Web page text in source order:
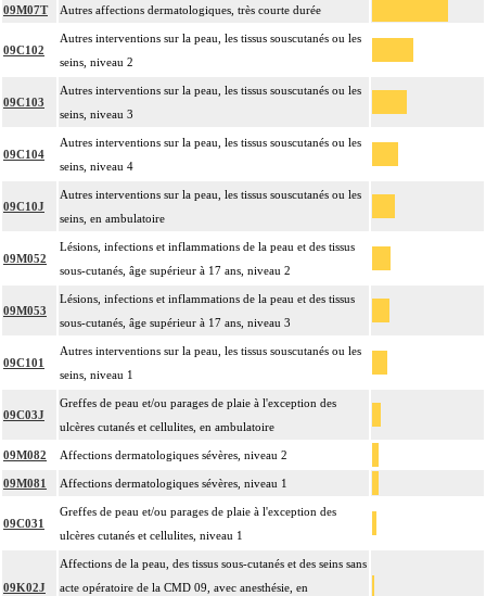
09M07T Autres affections dermatologiques, très courte durée
09C102
Autres interventions sur la peau, les tissus souscutanés ou les
seins, niveau 2
09C103
Autres interventions sur la peau, les tissus souscutanés ou les
seins, niveau 3
09C104
Autres interventions sur la peau, les tissus souscutanés ou les
seins, niveau 4
09C10J
Autres interventions sur la peau, les tissus souscutanés ou les
seins, en ambulatoire
09M052
Lésions, infections et inflammations de la peau et des tissus
sous-cutanés, âge supérieur à 17 ans, niveau 2
09M053
Lésions, infections et inflammations de la peau et des tissus
sous-cutanés, âge supérieur à 17 ans, niveau 3
09C101
Autres interventions sur la peau, les tissus souscutanés ou les
seins, niveau 1
09C03J
Greffes de peau et/ou parages de plaie à l'exception des
ulcères cutanés et cellulites, en ambulatoire
09M082 Affections dermatologiques sévères, niveau 2
09M081 Affections dermatologiques sévères, niveau 1
09C031
Greffes de peau et/ou parages de plaie à l'exception des
ulcères cutanés et cellulites, niveau 1
09K02J
Affections de la peau, des tissus sous-cutanés et des seins sans
acte opératoire de la CMD 09, avec anesthésie, en